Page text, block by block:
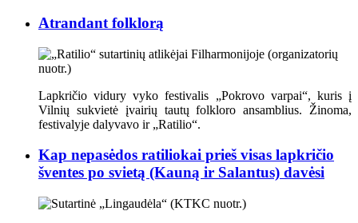
Atrandant folklorą
Lapkričio vidury vyko festivalis „Pokrovo varpai“, kuris į
Vilnių sukvietė įvairių tautų folkloro ansamblius. Žinoma,
festivalyje dalyvavo ir „Ratilio“.
Kap nepasėdos ratiliokai prieš visas lapkričio
šventes po svietą (Kauną ir Salantus) davėsi